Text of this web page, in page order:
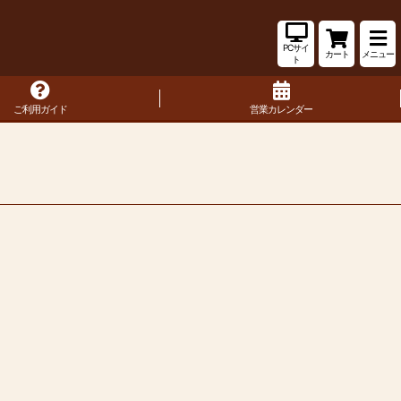
PCサイ
ト
カート メニュー
ご利用ガイド 営業カレンダー